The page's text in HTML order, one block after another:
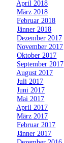
April 2018
»März 2018
»Februar 2018
»Jänner 2018
»Dezember 2017
»November 2017
»Oktober 2017
September 2017
August 2017
»Juli 2017
»Juni 2017
»Mai 2017
April 2017
»März 2017
»Februar 2017
»Jänner 2017